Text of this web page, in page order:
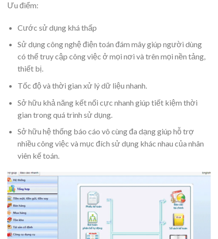
Ưu điểm:
Cước sử dụng khá thấp
Sử dụng công nghệ điện toán đám mây giúp người dùng
có thể truy cập công việc ở mọi nơi và trên mọi nền tảng,
thiết bị.
Tốc độ và thời gian xử lý dữ liệu nhanh.
Sở hữu khả năng kết nối cực nhanh giúp tiết kiệm thời
gian trong quá trình sử dụng.
Sở hữu hệ thống báo cáo vô cùng đa dạng giúp hỗ trợ
nhiều công việc và mục đích sử dụng khác nhau của nhân
viên kế toán.